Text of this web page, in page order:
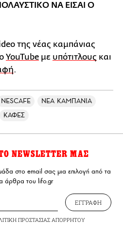
ΝΑ ΕΙΣΑΙ Ο
της νέας καμπάνιας
YouTube με υπότιτλους και
.
NESCAFE
ΝΕΑ ΚΑΜΠΑΝΙΑ
ΚΑΦΕΣ
NEWSLETTER ΜΑΣ
στο email σας μια επιλογή από τα
άρθρα του lifo.gr
ΕΓΓΡΑΦΗ
ΠΡΟΣΤΑΣΙΑΣ ΑΠΟΡΡΗΤΟΥ